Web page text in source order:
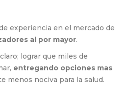
experiencia en el mercado de
al por mayor.
lograr que miles de
entregando opciones mas
menos nociva para la salud.